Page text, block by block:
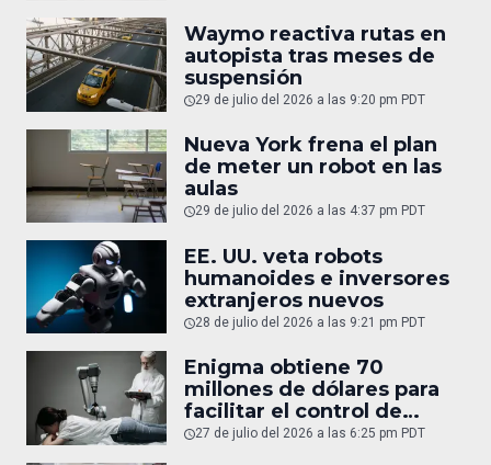
Waymo reactiva rutas en
autopista tras meses de
suspensión
29 de julio del 2026 a las 9:20 pm PDT
Nueva York frena el plan
de meter un robot en las
aulas
29 de julio del 2026 a las 4:37 pm PDT
EE. UU. veta robots
humanoides e inversores
extranjeros nuevos
28 de julio del 2026 a las 9:21 pm PDT
Enigma obtiene 70
millones de dólares para
facilitar el control de
robots
27 de julio del 2026 a las 6:25 pm PDT